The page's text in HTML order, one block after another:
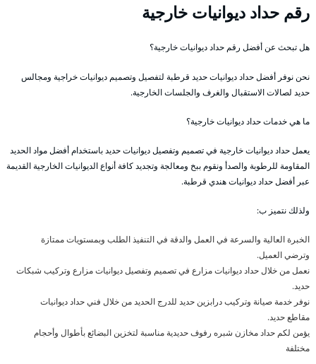
رقم حداد ديوانيات خارجية
هل تبحث عن أفضل رقم حداد ديوانيات خارجية؟
نحن نوفر أفضل حداد ديوانيات حديد قرطبة لتفصيل وتصميم ديوانيات خراجية ومجالس
حديد لصالات الاستقبال والغرف والجلسات الخارجية.
ما هي خدمات حداد ديوانيات خارجية؟
يعمل حداد ديوانيات خارجية في تصميم وتفصيل ديوانيات حديد باستخدام أفضل مواد الحديد
المقاومة للرطوبة والصدأ ونقوم ببخ ومعالجة وتجديد كافة أنواع الديوانيات الخارجية القديمة
عبر أفضل حداد ديوانيات هندي قرطبة.
ولذلك نتميز ب:
الخبرة العالية والسرعة في العمل والدقة في التنفيذ الطلب وبمستويات ممتازة
وترضي العميل.
نعمل من خلال حداد ديوانيات مزارع في تصميم وتفصيل ديوانيات مزارع وتركيب شبكات
حديد.
نوفر خدمة صيانة وتركيب درابزين حديد للدرج الحديد من خلال فني حداد ديوانيات
مقاطع حديد.
يؤمن لكم حداد مخازن شبره رفوف حديدية مناسبة لتخزين البضائع بأطوال وأحجام
مختلفة